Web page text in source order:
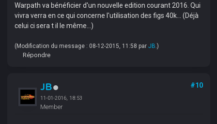
Warpath va bénéficier d'un nouvelle edition courant 2016. Qui
vivra verra en ce qui concerne l'utilisation des figs 40k... (Déjà
celui ci sera t il le même...)
(Modification du message : 08-12-2015, 11:58 par JB.)
Répondre
JB
11-01-2016, 18:53
Member
#10